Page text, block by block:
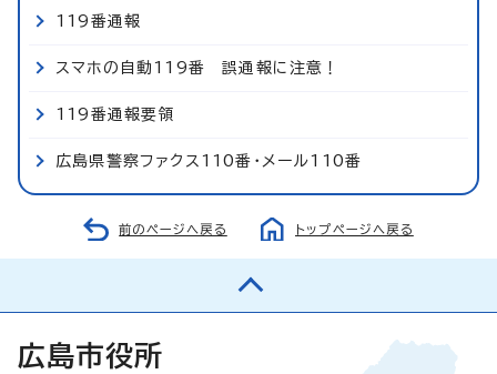
119番通報
スマホの自動119番 誤通報に注意！
119番通報要領
広島県警察ファクス110番・メール110番
前のページへ戻る トップページへ戻る
広島市役所